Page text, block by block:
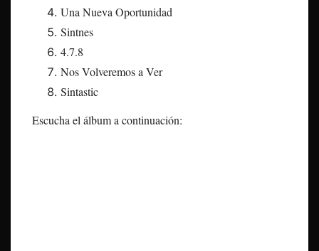
Una Nueva Oportunidad
Sintnes
4.7.8
Nos Volveremos a Ver
Sintastic
Escucha el álbum a continuación: